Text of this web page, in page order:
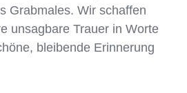
Grabmales. Wir schaffen
unsagbare Trauer in Worte
bleibende Erinnerung